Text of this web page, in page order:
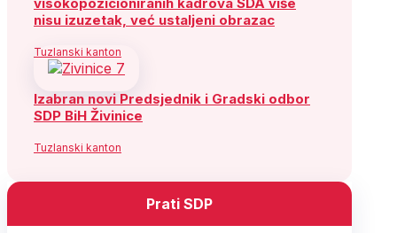
nisu izuzetak, već ustaljeni obrazac
Tuzlanski kanton
Izabran novi Predsjednik i Gradski odbor
SDP BiH Živinice
Tuzlanski kanton
Prati SDP